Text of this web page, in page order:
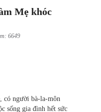
Mẹ khóc
6649
có người bà-la-môn
sống gia đình hết sức